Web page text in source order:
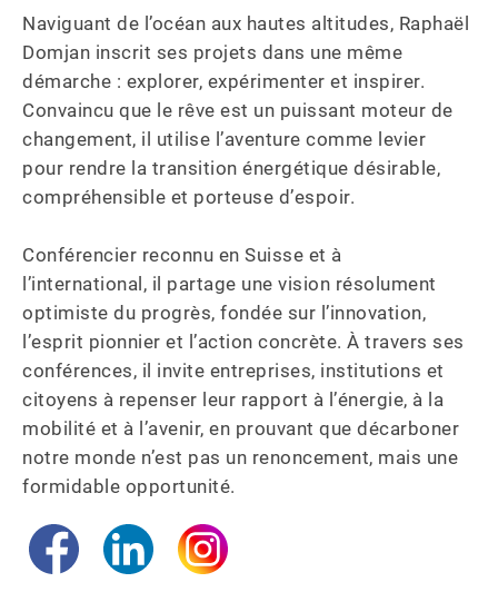
Naviguant de l’océan aux hautes altitudes, Raphaël
Domjan inscrit ses projets dans une même
démarche : explorer, expérimenter et inspirer.
Convaincu que le rêve est un puissant moteur de
changement, il utilise l’aventure comme levier
pour rendre la transition énergétique désirable,
compréhensible et porteuse d’espoir.
Conférencier reconnu en Suisse et à
l’international, il partage une vision résolument
optimiste du progrès, fondée sur l’innovation,
l’esprit pionnier et l’action concrète. À travers ses
conférences, il invite entreprises, institutions et
citoyens à repenser leur rapport à l’énergie, à la
mobilité et à l’avenir, en prouvant que décarboner
notre monde n’est pas un renoncement, mais une
formidable opportunité.